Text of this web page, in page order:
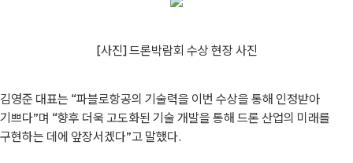
[사진] 드론박람회 수상 현장 사진
김영준 대표는 “파블로항공의 기술력을 이번 수상을 통해 인정받아
기쁘다”며 “향후 더욱 고도화된 기술 개발을 통해 드론 산업의 미래를
구현하는 데에 앞장서겠다”고 말했다.